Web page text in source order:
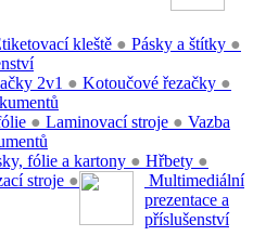
kleště ● Pásky a štítky ●
2v1 ● Kotoučové řezačky ●
● Laminovací stroje ● Vazba
fólie a kartony ● Hřbety ●
stroje ●
Multimediální
prezentace a
příslušenství